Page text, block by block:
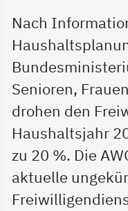
Nach
Senioren,
drohen den
Haushaltsjahr
zu 20 %. Die
aktuelle